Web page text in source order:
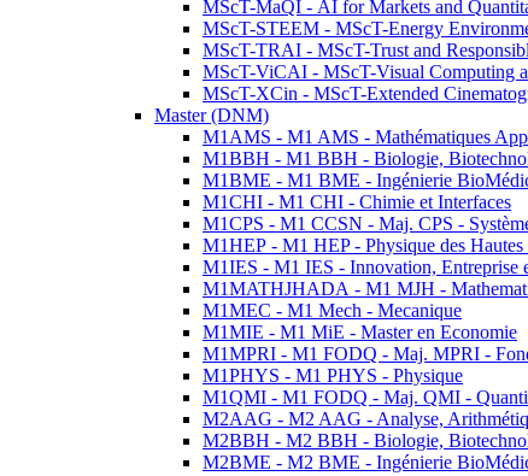
MScT-MaQI - AI for Markets and
MScT-STEEM - MScT-Energy
MScT-TRAI - MScT-Trust and
MScT-ViCAI - MScT-Visual Computing
MScT-XCin - MScT-Extended
Master (DNM)
M1AMS - M1 AMS - Mathématiques
M1BBH - M1 BBH - Biologie,
M1BME - M1 BME - Ingénierie
M1CHI - M1 CHI - Chimie et Interfaces
M1CPS - M1 CCSN - Maj. CPS -
M1HEP - M1 HEP - Physique des Hautes
M1IES - M1 IES - Innovation, Entreprise
M1MATHJHADA - M1 MJH -
M1MEC - M1 Mech - Mecanique
M1MIE - M1 MiE - Master en Economie
M1MPRI - M1 FODQ - Maj. MPRI -
M1PHYS - M1 PHYS - Physique
M1QMI - M1 FODQ - Maj. QMI -
M2AAG - M2 AAG - Analyse,
M2BBH - M2 BBH - Biologie,
M2BME - M2 BME - Ingénierie